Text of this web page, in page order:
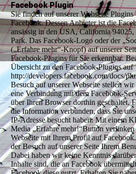
Facebook Plugin
Sie finden auf unserer Webseite
Facebook. Dessen Anbieter ist die
ansässig in den USA, California
Park. Das Facebook-Logo oder der
(„Erfahre mehr“-Knopf) auf unserer
Facebook-Plugins für Sie erkennbar.
Übersicht zu den Facebook-Plugins auf
http://developers.facebook.com/docs/
Besuch auf unserer Webseite stellen
eine Verbindung mit dem Facebook-
über Ihren Browser dorthin geschaltet.
die Information verbunden, dass Sie
IP-Adresse besucht haben. Mit einem
Media „Erfahre mehr!“Button verlinken
Webseite mit Ihrem Profil auf
der Besuch auf unserer Seite Ihrem
Dabei haben wir keine Kenntnis
Inhalte sind, die an Facebook